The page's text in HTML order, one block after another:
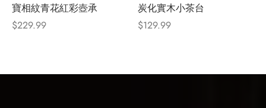
寶相紋青花紅彩壺承
$229.99
炭化實木小茶台
$129.99